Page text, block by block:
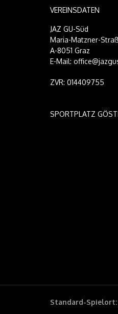
VEREINSDATEN
JAZ GU-Süd
Maria-Matzner-
A-8051 Graz
E-Mail:
ZVR: 014409755
SPORTPLATZ
Standard-Spielort: